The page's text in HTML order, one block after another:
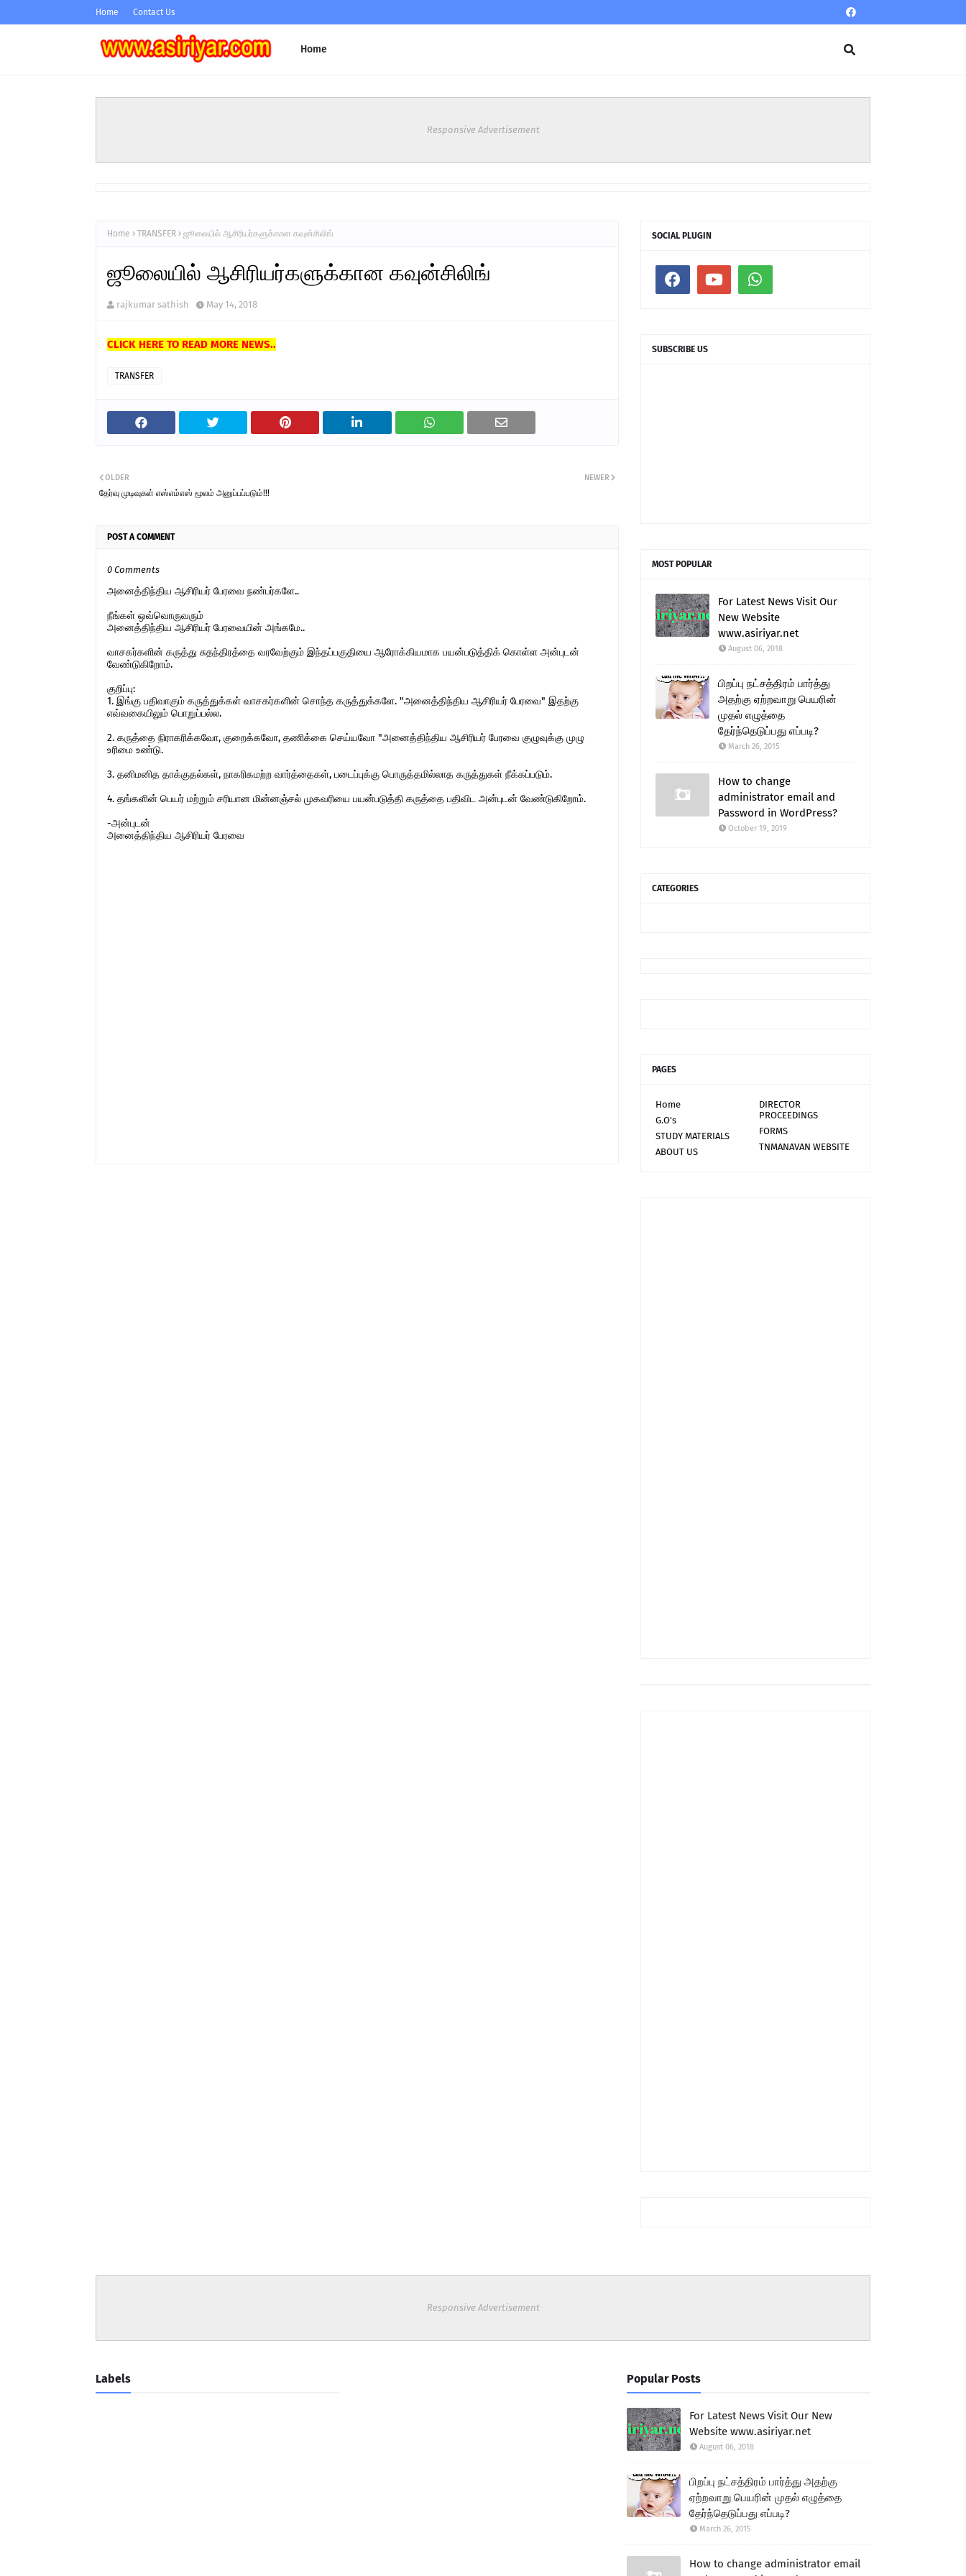
Home Contact Us
Home
Responsive Advertisement
Home TRANSFER ஜூலையில் ஆசிரியர்களுக்கான கவுன்சிலிங்
ஜூலையில் ஆசிரியர்களுக்கான கவுன்சிலிங்
rajkumar sathish May 14, 2018
CLICK HERE TO READ MORE NEWS..
TRANSFER
NEWER
OLDER
தேர்வு முடிவுகள் எஸ்எம்எஸ் மூலம் அனுப்பப்படும்!!!
POST A COMMENT
0 Comments
அனைத்திந்திய ஆசிரியர் பேரவை நண்பர்களே..
நீங்கள் ஒவ்வொருவரும்
அனைத்திந்திய ஆசிரியர் பேரவையின் அங்கமே..
வாசகர்களின் கருத்து சுதந்திரத்தை வரவேற்கும் இந்தப்பகுதியை ஆரோக்கியமாக பயன்படுத்திக் கொள்ள அன்புடன்
வேண்டுகிறோம்.
குறிப்பு:
1. இங்கு பதிவாகும் கருத்துக்கள் வாசகர்களின் சொந்த கருத்துக்களே. "அனைத்திந்திய ஆசிரியர் பேரவை" இதற்கு
எவ்வகையிலும் பொறுப்பல்ல.
2. கருத்தை நிராகரிக்கவோ, குறைக்கவோ, தணிக்கை செய்யவோ "அனைத்திந்திய ஆசிரியர் பேரவை குழுவுக்கு முழு
உரிமை உண்டு.
3. தனிமனித தாக்குதல்கள், நாகரிகமற்ற வார்த்தைகள், படைப்புக்கு பொருத்தமில்லாத கருத்துகள் நீக்கப்படும்.
4. தங்களின் பெயர் மற்றும் சரியான மின்னஞ்சல் முகவரியை பயன்படுத்தி கருத்தை பதிவிட அன்புடன் வேண்டுகிறோம்.
-அன்புடன்
அனைத்திந்திய ஆசிரியர் பேரவை
SOCIAL PLUGIN
SUBSCRIBE US
MOST POPULAR
For Latest News Visit Our
New Website
www.asiriyar.net
August 06, 2018
பிறப்பு நட்சத்திரம் பார்த்து
அதற்கு ஏற்றவாறு பெயரின்
முதல் எழுத்தை
தேர்ந்தெடுப்பது எப்படி?
March 26, 2015
How to change
administrator email and
Password in WordPress?
October 19, 2019
CATEGORIES
PAGES
Home
DIRECTOR
PROCEEDINGS
G.O's
FORMS
STUDY MATERIALS
TNMANAVAN WEBSITE
ABOUT US
Responsive Advertisement
Labels Popular Posts
For Latest News Visit Our New
Website www.asiriyar.net
August 06, 2018
பிறப்பு நட்சத்திரம் பார்த்து அதற்கு
ஏற்றவாறு பெயரின் முதல் எழுத்தை
தேர்ந்தெடுப்பது எப்படி?
March 26, 2015
How to change administrator email